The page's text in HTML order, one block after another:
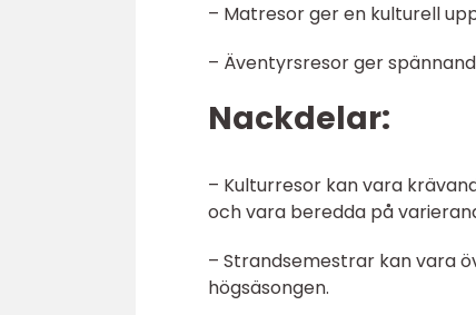
– Matresor ger en kulturell
– Äventyrsresor ger
Nackdelar:
– Kulturresor kan vara
och vara beredda på
– Strandsemestrar kan vara
högsäsongen.